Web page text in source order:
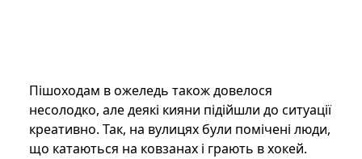
Пішоходам в ожеледь також довелося
несолодко, але деякі кияни підійшли до ситуації
креативно. Так, на вулицях були помічені люди,
що катаються на ковзанах і грають в хокей.